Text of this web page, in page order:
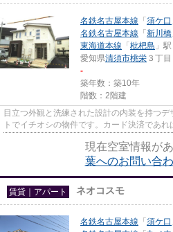
名鉄名古屋本線 「 須ケ口
名鉄名古屋本線 「 新川橋
東海道本線 「 枇杷島 」
愛知県清須市桃栄 ３丁目
-
築年数：築10年
階数：2階建
目立つ外観と洗練された設計の内装を持つ
トでイチオシの物件です。カード決済であ
現在空室情報があ
葉へのお問い合
賃貸｜アパート ネオコスモ
名鉄名古屋本線 「 須ケ口